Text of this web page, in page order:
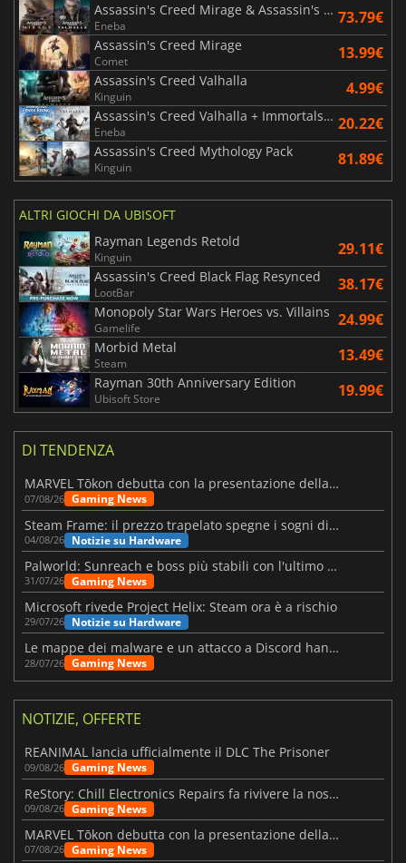
Assassin's Creed Mirage & Assassin's Creed Valhalla Bundle
Eneba 73.79€
Assassin's Creed Mirage
Comet 13.99€
Assassin's Creed Valhalla
Kinguin 4.99€
Assassin's Creed Valhalla + Immortals Fenyx Rising Bundle
Eneba 20.22€
Assassin's Creed Mythology Pack
Kinguin 81.89€
ALTRI GIOCHI DA UBISOFT
Rayman Legends Retold
Kinguin 29.11€
Assassin's Creed Black Flag Resynced
LootBar 38.17€
Monopoly Star Wars Heroes vs. Villains
Gamelife 24.99€
Morbid Metal
Steam 13.49€
Rayman 30th Anniversary Edition
Ubisoft Store 19.99€
DI TENDENZA
MARVEL Tōkon debutta con la presentazione della roadmap per il primo anno
07/08/26 Gaming News
Steam Frame: il prezzo trapelato spegne i sogni di un VR economico
04/08/26 Notizie su Hardware
Palworld: Sunreach e boss più stabili con l'ultimo update
31/07/26 Gaming News
Microsoft rivede Project Helix: Steam ora è a rischio
29/07/26 Notizie su Hardware
Le mappe dei malware e un attacco a Discord hanno colpito Meccha Chameleon
28/07/26 Gaming News
NOTIZIE, OFFERTE
REANIMAL lancia ufficialmente il DLC The Prisoner
09/08/26 Gaming News
ReStory: Chill Electronics Repairs fa rivivere la nostalgia degli anni 2000
09/08/26 Gaming News
MARVEL Tōkon debutta con la presentazione della roadmap per il primo anno
07/08/26 Gaming News